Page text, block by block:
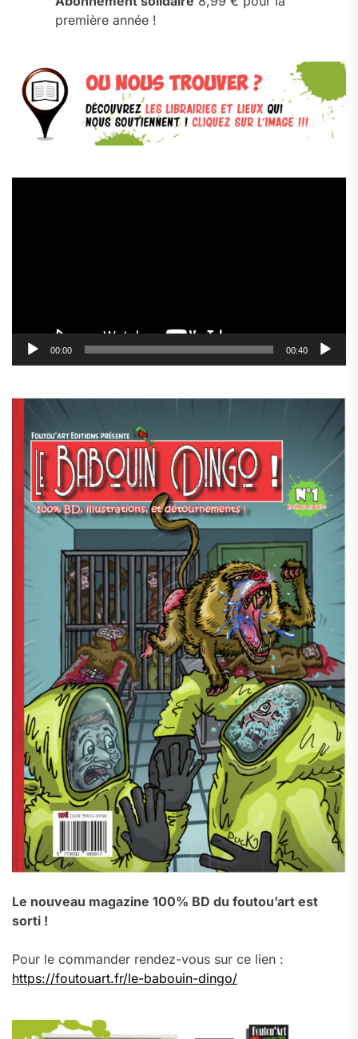
première année !
00:00 00:40
Le nouveau magazine 100% BD du foutou’art est
sorti !
Pour le commander rendez-vous sur ce lien :
https://foutouart.fr/le-babouin-dingo/